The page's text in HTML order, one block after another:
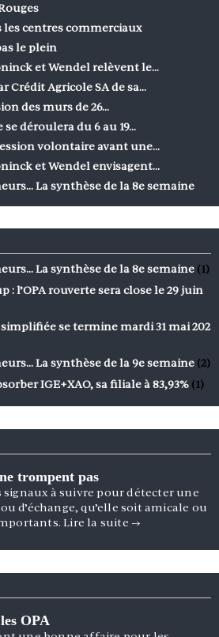
les centres commerciaux
le plein
et Wendel relèvent le…
Crédit Agricole SA de sa…
des murs de 26…
se déroulera du 6 au 19…
volontaire avant une…
et Wendel envisagent…
La synthèse de la 8e semaine
La synthèse de la 8e semaine (1)
: l’OPA rouverte sera close le 29 juin
simplifiée se termine mardi 31 mai 202
La synthèse de la 9e semaine (2)
IGE+XAO, sa filiale à 83,93% (1)
trompent pas
signaux à suivre pour détecter une
d’échange, qu’elle soit amicale ou
Lire la suite →
OPA